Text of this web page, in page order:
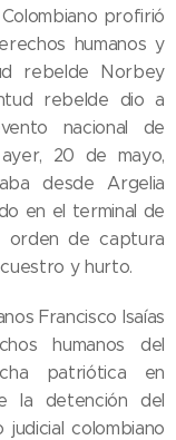
profirió
humanos y
rebelde Norbey
rebelde dio a
nacional de
20 de mayo,
desde Argelia
en el terminal de
orden de captura
y hurto.
Francisco Isaías
humanos del
patriótica en
la detención del
colombiano